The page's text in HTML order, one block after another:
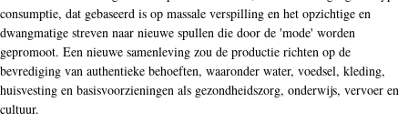
consumptie, dat gebaseerd is op massale verspilling en het opzichtige en
dwangmatige streven naar nieuwe spullen die door de 'mode' worden
gepromoot. Een nieuwe samenleving zou de productie richten op de
bevrediging van authentieke behoeften, waaronder water, voedsel, kleding,
huisvesting en basisvoorzieningen als gezondheidszorg, onderwijs, vervoer en
cultuur.